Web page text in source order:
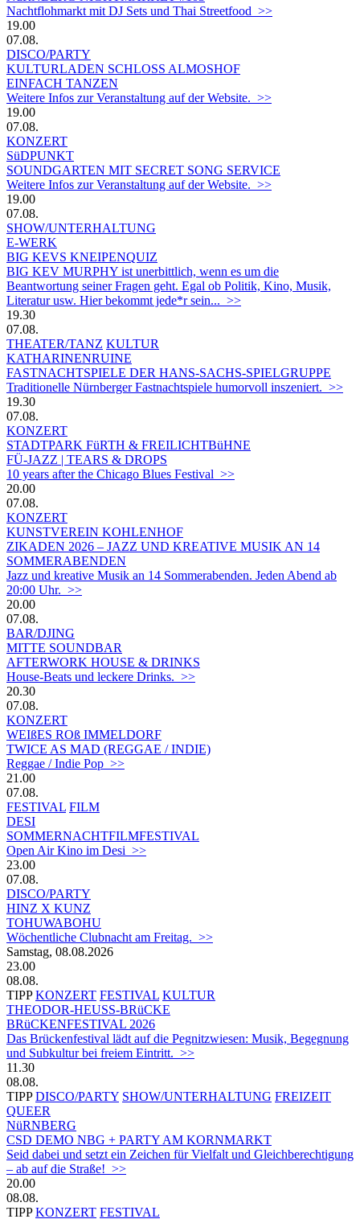
Nachtflohmarkt mit DJ Sets und Thai Streetfood >>
19.00
07.08.
DISCO/PARTY
KULTURLADEN SCHLOSS ALMOSHOF
EINFACH TANZEN
Weitere Infos zur Veranstaltung auf der Website. >>
19.00
07.08.
KONZERT
SüDPUNKT
SOUNDGARTEN MIT SECRET SONG SERVICE
Weitere Infos zur Veranstaltung auf der Website. >>
19.00
07.08.
SHOW/UNTERHALTUNG
E-WERK
BIG KEVS KNEIPENQUIZ
BIG KEV MURPHY ist unerbittlich, wenn es um die
Beantwortung seiner Fragen geht. Egal ob Politik, Kino, Musik,
Literatur usw. Hier bekommt jede*r sein... >>
19.30
07.08.
THEATER/TANZ KULTUR
KATHARINENRUINE
FASTNACHTSPIELE DER HANS-SACHS-SPIELGRUPPE
Traditionelle Nürnberger Fastnachtspiele humorvoll inszeniert. >>
19.30
07.08.
KONZERT
STADTPARK FüRTH & FREILICHTBüHNE
FÜ-JAZZ | TEARS & DROPS
10 years after the Chicago Blues Festival >>
20.00
07.08.
KONZERT
KUNSTVEREIN KOHLENHOF
ZIKADEN 2026 – JAZZ UND KREATIVE MUSIK AN 14
SOMMERABENDEN
Jazz und kreative Musik an 14 Sommerabenden. Jeden Abend ab
20:00 Uhr. >>
20.00
07.08.
BAR/DJING
MITTE SOUNDBAR
AFTERWORK HOUSE & DRINKS
House-Beats und leckere Drinks. >>
20.30
07.08.
KONZERT
WEIßES ROß IMMELDORF
TWICE AS MAD (REGGAE / INDIE)
Reggae / Indie Pop >>
21.00
07.08.
FESTIVAL FILM
DESI
SOMMERNACHTFILMFESTIVAL
Open Air Kino im Desi >>
23.00
07.08.
DISCO/PARTY
HINZ X KUNZ
TOHUWABOHU
Wöchentliche Clubnacht am Freitag. >>
Samstag, 08.08.2026
23.00
08.08.
TIPP KONZERT FESTIVAL KULTUR
THEODOR-HEUSS-BRüCKE
BRüCKENFESTIVAL 2026
Das Brückenfestival lädt auf die Pegnitzwiesen: Musik, Begegnung
und Subkultur bei freiem Eintritt. >>
11.30
08.08.
TIPP DISCO/PARTY SHOW/UNTERHALTUNG FREIZEIT
QUEER
NüRNBERG
CSD DEMO NBG + PARTY AM KORNMARKT
Seid dabei und setzt ein Zeichen für Vielfalt und Gleichberechtigung
– ab auf die Straße! >>
20.00
08.08.
TIPP KONZERT FESTIVAL